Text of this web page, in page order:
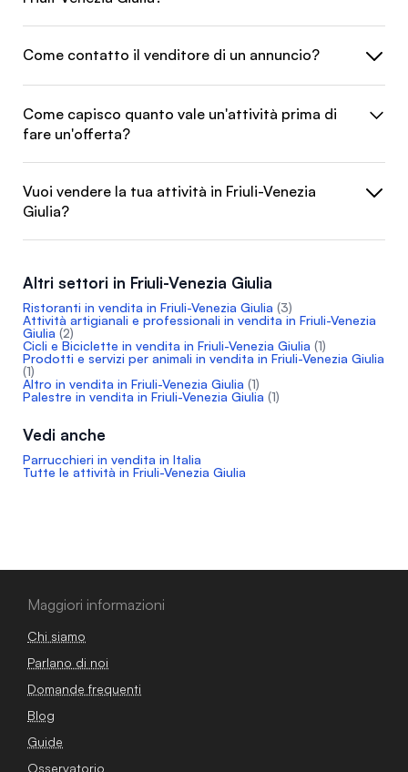
Come contatto il venditore di un annuncio?
Come capisco quanto vale un'attività prima di
fare un'offerta?
Vuoi vendere la tua attività in Friuli-Venezia
Giulia?
Altri settori in Friuli-Venezia Giulia
Ristoranti in vendita in Friuli-Venezia Giulia (3)
Attività artigianali e professionali in vendita in Friuli-Venezia
Giulia (2)
Cicli e Biciclette in vendita in Friuli-Venezia Giulia (1)
Prodotti e servizi per animali in vendita in Friuli-Venezia Giulia
(1)
Altro in vendita in Friuli-Venezia Giulia (1)
Palestre in vendita in Friuli-Venezia Giulia (1)
Vedi anche
Parrucchieri in vendita in Italia
Tutte le attività in Friuli-Venezia Giulia
Maggiori informazioni
Chi siamo
Parlano di noi
Domande frequenti
Blog
Guide
Osservatorio